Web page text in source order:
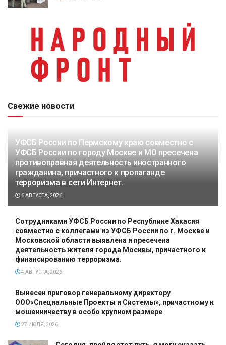
Свежие новости
УФСБ России по Пермскому краю совместно с
УФСБ России по городу Москве и МО пресечена
противоправная деятельность иностранного
гражданина, причастного к пропаганде
терроризма в сети Интернет.
6 АВГУСТА, 2026
Сотрудниками УФСБ России по Республике Хакасия
совместно с коллегами из УФСБ России по г. Москве и
Московской области выявлена и пресечена
деятельность жителя города Москвы, причастного к
финансированию терроризма.
4 АВГУСТА, 2026
Вынесен приговор генеральному директору
ООО«Специальные Проекты и Системы», причастному к
мошенничеству в особо крупном размере
27 ИЮЛЯ, 2026